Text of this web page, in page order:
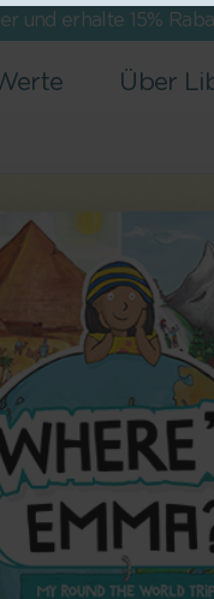
und erhalte 15%
Über